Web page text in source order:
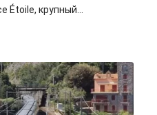
Étoile, крупный…